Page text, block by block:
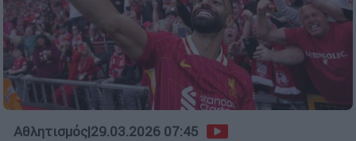
Αθλητισμός|29.03.2026 07:45